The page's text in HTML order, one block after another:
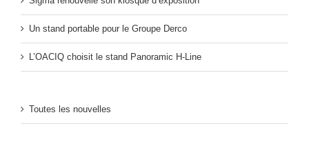
Un stand portable pour le Groupe Derco
L’OACIQ choisit le stand Panoramic H-Line
Toutes les nouvelles